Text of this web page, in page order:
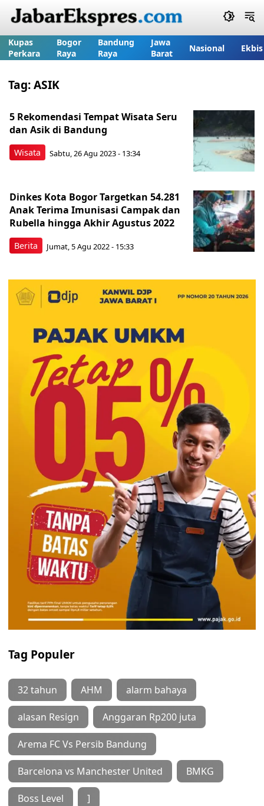
Kupas
Perkara
Bogor
Raya
Bandung
Raya
Jawa
Barat
Nasional Ekbis
Tag:ASIK
Wisata
5 Rekomendasi Tempat Wisata Seru
dan Asik di Bandung
Sabtu, 26 Agu 2023 - 13:34
Berita
Dinkes Kota Bogor Targetkan 54.281
Anak Terima Imunisasi Campak dan
Rubella hingga Akhir Agustus 2022
Jumat, 5 Agu 2022 - 15:33
Tag Populer
32 tahun AHM alarm bahaya
alasan Resign Anggaran Rp200 juta
Arema FC Vs Persib Bandung
Barcelona vs Manchester United BMKG
Boss Level ]